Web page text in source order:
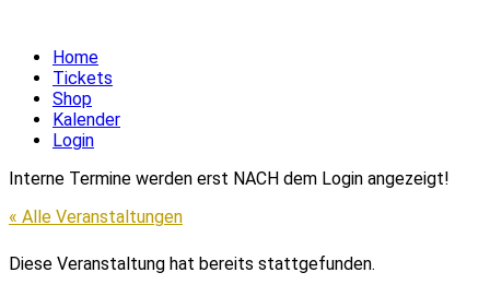
Home
Tickets
Shop
Kalender
Login
Interne Termine werden erst NACH dem Login angezeigt!
« Alle Veranstaltungen
Diese Veranstaltung hat bereits stattgefunden.